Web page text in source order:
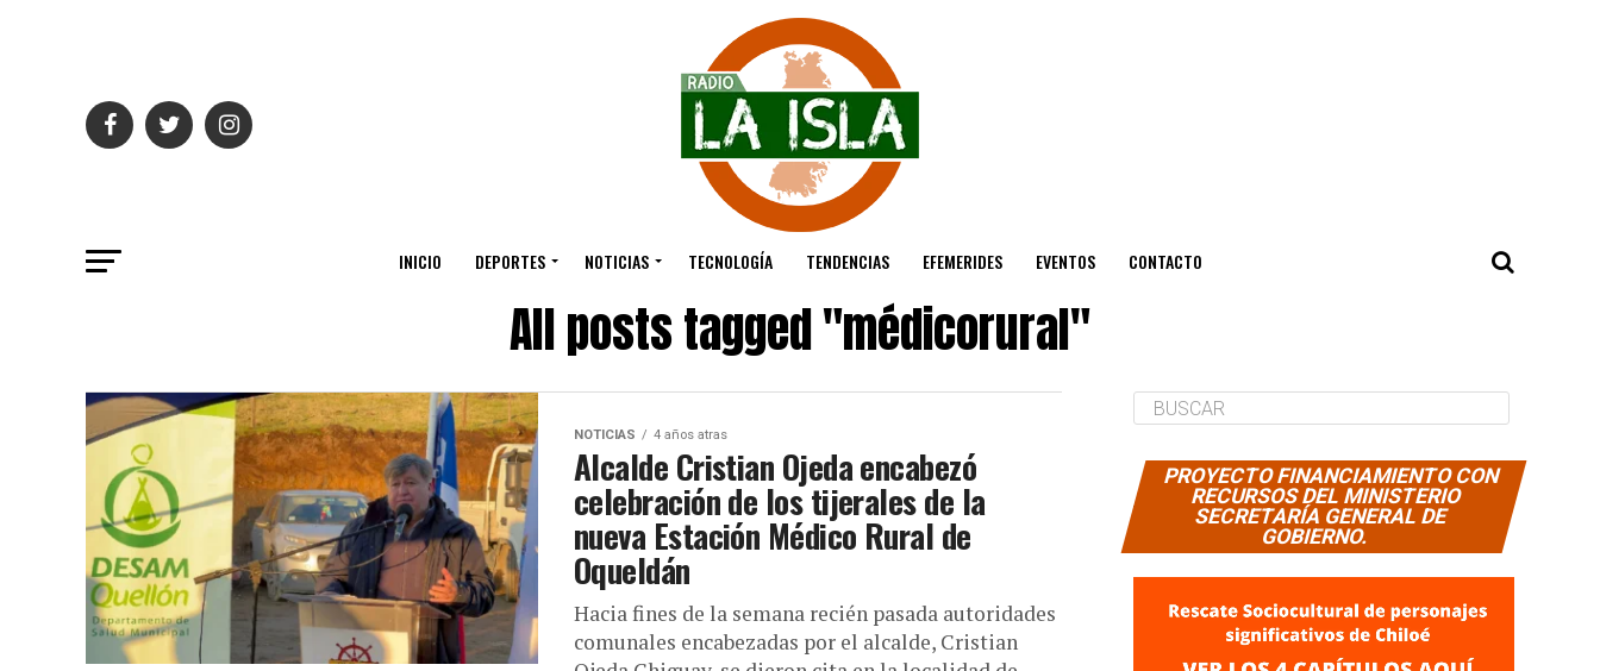
INICIO DEPORTES NOTICIAS TECNOLOGÍA TENDENCIAS EFEMERIDES EVENTOS CONTACTO
All posts tagged "médicorural"
NOTICIAS 4 años atras
Alcalde Cristian Ojeda encabezó
celebración de los tijerales de la
nueva Estación Médico Rural de
Oqueldán
Hacia fines de la semana recién pasada autoridades
comunales encabezadas por el alcalde, Cristian
PROYECTO FINANCIAMIENTO CON
RECURSOS DEL MINISTERIO
SECRETARÍA GENERAL DE
GOBIERNO.